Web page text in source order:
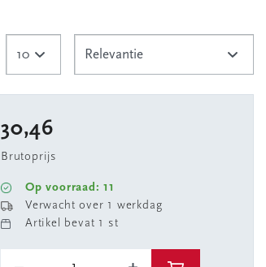
30,46
Brutoprijs
Op voorraad: 11
Verwacht over 1 werkdag
Artikel bevat 1 st